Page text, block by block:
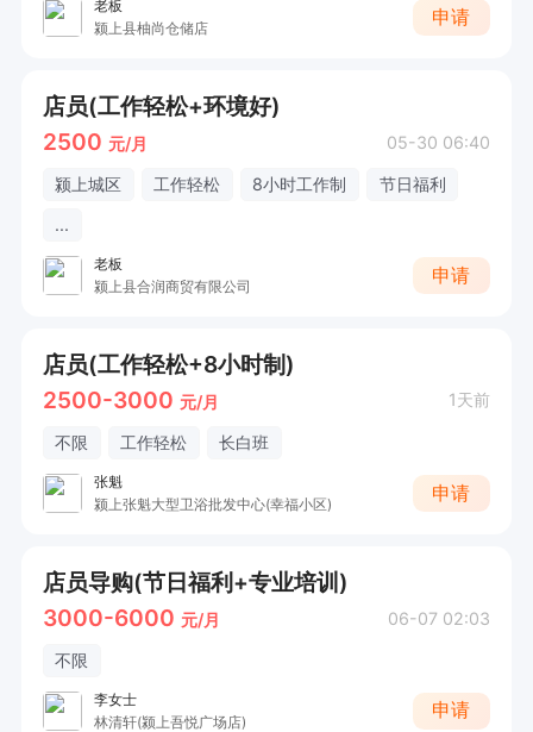
老板
颍上县柚尚仓储店
申请
店员(工作轻松+环境好)
2500 元/月 05-30 06:40
颍上城区 工作轻松 8小时工作制
节日福利
...
老板
颍上县合润商贸有限公司
申请
店员(工作轻松+8小时制)
2500-3000 元/月 1天前
不限 工作轻松 长白班
张魁
颍上张魁大型卫浴批发中心(幸福小区)
申请
店员导购(节日福利+专业培训)
3000-6000 元/月 06-07 02:03
不限
李女士
林清轩(颍上吾悦广场店)
申请